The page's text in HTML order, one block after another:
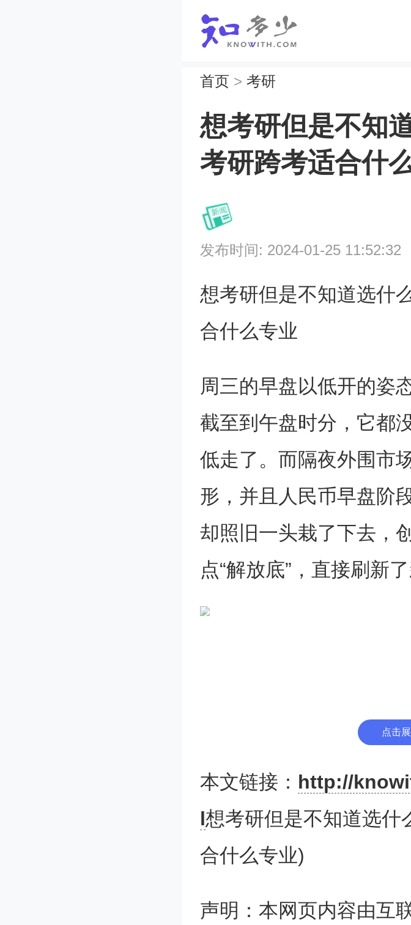
首页 > 考研
想考研但是不知
考研跨考适合什
发布时间: 2024-01-25 11:52:32
想考研但是不知道选什
合什么专业
周三的早盘以低开的姿
截至到午盘时分，它都
低走了。而隔夜外围市
形，并且人民币早盘阶
却照旧一头栽了下去，
点“解放底”，直接刷新了
大盘最近几个月的行情
道该说什么好，利好政
率也越来越快，但市场
点击
本文链接： http://
l想考研但是不知道选什
合什么专业)
声明：本网页内容由互